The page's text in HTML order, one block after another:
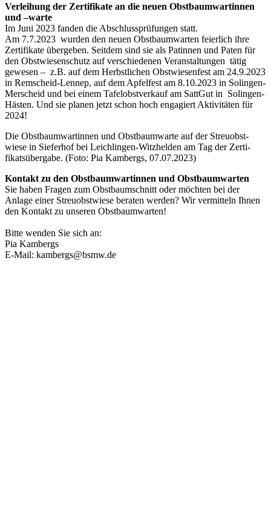
Verleihung der Zertifikate an die neuen Obstbaumwartinnen
und –warte
Im Juni 2023 fanden die Abschlussprüfungen statt.
Am 7.7.2023 wurden den neuen Obstbaumwarten feierlich ihre
Zertifikate übergeben. Seitdem sind sie als Patinnen und Paten für
den Obstwiesenschutz auf verschiedenen Veranstaltungen tätig
gewesen – z.B. auf dem Herbstlichen Obstwiesenfest am 24.9.2023
in Remscheid-Lennep, auf dem Apfelfest am 8.10.2023 in Solingen-
Merscheid und bei einem Tafelobstverkauf am SattGut in Solingen-
Hästen. Und sie planen jetzt schon hoch engagiert Aktivitäten für
2024!
Die Obstbaumwartinnen und Obstbaumwarte auf der Streuobst-
wiese in Sieferhof bei Leichlingen-Witzhelden am Tag der Zerti-
fikatsübergabe. (Foto: Pia Kambergs, 07.07.2023)
Kontakt zu den Obstbaumwartinnen und Obstbaumwarten
Sie haben Fragen zum Obstbaumschnitt oder möchten bei der
Anlage einer Streuobstwiese beraten werden? Wir vermitteln Ihnen
den Kontakt zu unseren Obstbaumwarten!
Bitte wenden Sie sich an:
Pia Kambergs
E-Mail: kambergs@bsmw.de